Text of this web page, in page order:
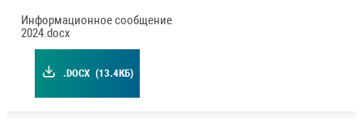
Информационное сообщение
2024.docx
.DOCX (13.4КБ)